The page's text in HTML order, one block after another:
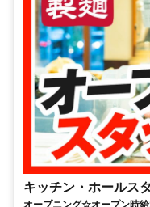
キッチン・ホールス
オープニング☆オープン時